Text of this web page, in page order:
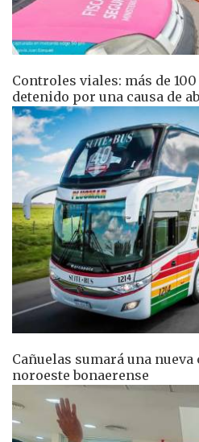
Controles viales: más de
detenido por una causa de
Cañuelas sumará una
noroeste bonaerense